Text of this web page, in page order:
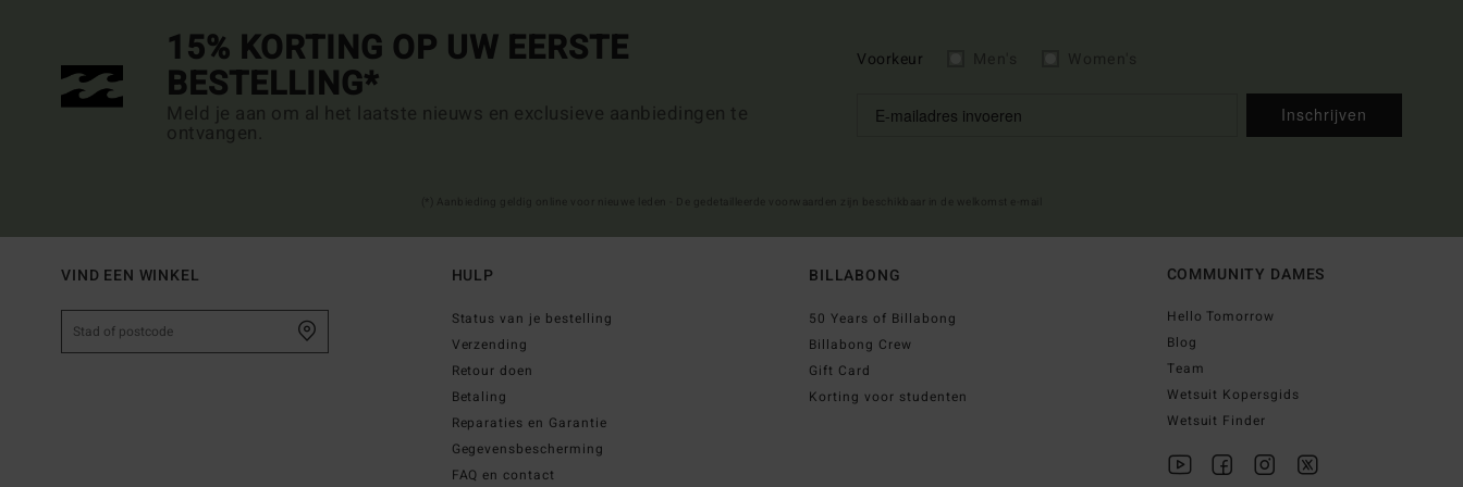
15% KORTING OP UW EERSTE
BESTELLING*
Meld je aan om al het laatste nieuws en exclusieve aanbiedingen te
ontvangen.
Voorkeur
Inschrijven
VIND EEN WINKEL HULP
Status van je bestelling
Verzending
Retour doen
Betaling
Reparaties en Garantie
Gegevensbescherming
FAQ en contact
BILLABONG
50 Years of Billabong
Billabong Crew
Gift Card
Korting voor studenten
COMMUNITY DAMES
Hello Tomorrow
Blog
Team
Wetsuit Kopersgids
Wetsuit Finder